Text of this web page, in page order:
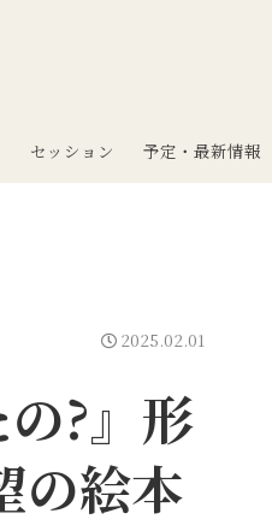
セッション 予定・最新情報
2025.02.01
の?』形
の絵本